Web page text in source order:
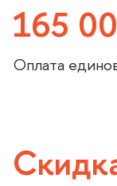
чувство
165
Оплата